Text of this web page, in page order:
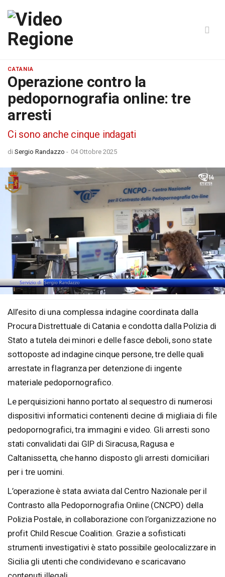
CATANIA
Operazione contro la
pedopornografia online: tre
arresti
Ci sono anche cinque indagati
di Sergio Randazzo - 04 Ottobre 2025
Unmute Loaded
:
All’esito di una complessa indagine coordinata dalla
Procura Distrettuale di Catania e condotta dalla Polizia di
Stato a tutela dei minori e delle fasce deboli, sono state
sottoposte ad indagine cinque persone, tre delle quali
arrestate in flagranza per detenzione di ingente
materiale pedopornografico.
Le perquisizioni hanno portato al sequestro di numerosi
dispositivi informatici contenenti decine di migliaia di file
pedopornografici, tra immagini e video. Gli arresti sono
stati convalidati dai GIP di Siracusa, Ragusa e
Caltanissetta, che hanno disposto gli arresti domiciliari
per i tre uomini.
L’operazione è stata avviata dal Centro Nazionale per il
Contrasto alla Pedopornografia Online (CNCPO) della
Polizia Postale, in collaborazione con l’organizzazione no
profit Child Rescue Coalition. Grazie a sofisticati
strumenti investigativi è stato possibile geolocalizzare in
Sicilia gli utenti che condividevano e scaricavano